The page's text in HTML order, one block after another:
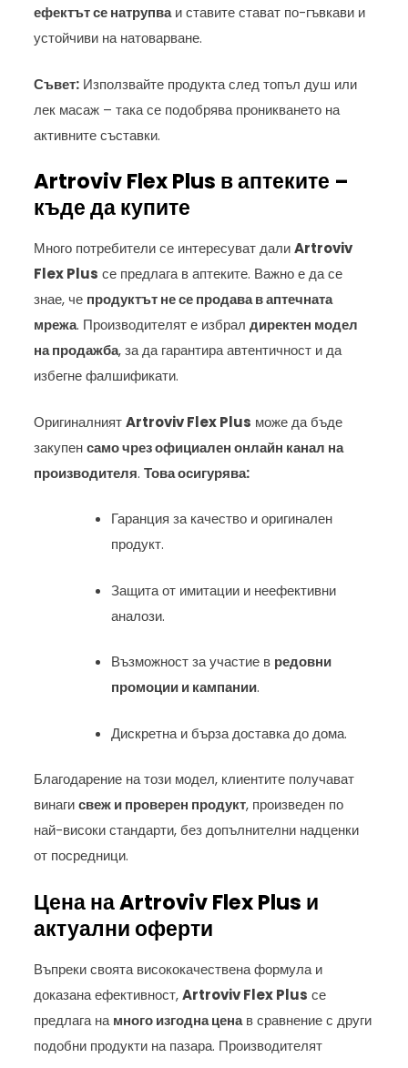
ефектът се натрупваи ставите стават по-гъвкави и
устойчиви на натоварване.
Съвет: Използвайте продукта след топъл душ или
лек масаж – така се подобрява проникването на
активните съставки.
Artroviv Flex Plus в аптеките –
къде да купите
Много потребители се интересуват далиArtroviv
Flex Plus се предлага в аптеките. Важно е да се
знае, че продуктът не се продава в аптечната
мрежа. Производителят е избралдиректен модел
на продажба, за да гарантира автентичност и да
избегне фалшификати.
ОригиналниятArtroviv Flex Plus може да бъде
закупенсамо чрез официален онлайн канал на
производителя.Това осигурява:
Гаранция за качество и оригинален
продукт.
Защита от имитации и неефективни
аналози.
Възможност за участие в редовни
промоции и кампании.
Дискретна и бърза доставка до дома.
Благодарение на този модел, клиентите получават
винагисвеж и проверен продукт, произведен по
най-високи стандарти, без допълнителни надценки
от посредници.
Цена на Artroviv Flex Plus и
актуални оферти
Въпреки своята висококачествена формула и
доказана ефективност,Artroviv Flex Plus се
предлага намного изгодна ценав сравнение с други
подобни продукти на пазара. Производителят